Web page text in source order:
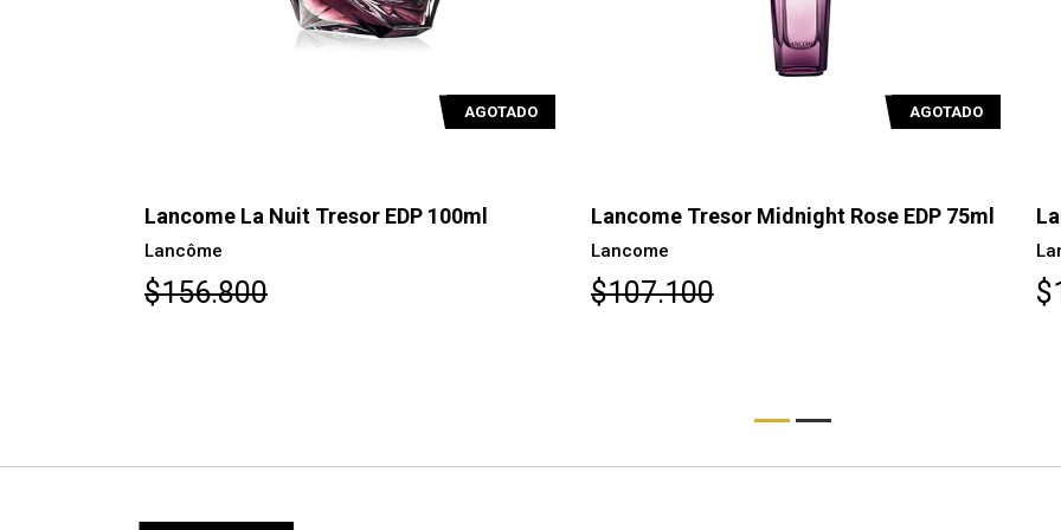
AGOTADO
Lancome Tresor Midnight Rose EDP 75ml
Lancome
$107.100
Lancome Tresor In Love EDP 75ml
Lancome
$107.900